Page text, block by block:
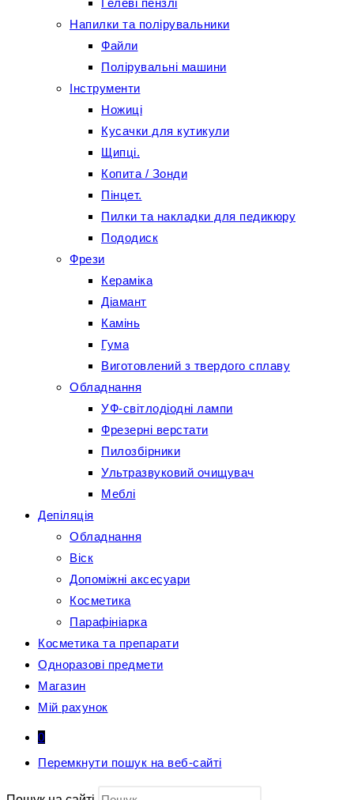
Гелеві пензлі
Напилки та полірувальники
Файли
Полірувальні машини
Інструменти
Ножиці
Кусачки для кутикули
Щипці.
Копита / Зонди
Пінцет.
Пилки та накладки для педикюру
Пододиск
Фрези
Кераміка
Діамант
Камінь
Гума
Виготовлений з твердого сплаву
Обладнання
УФ-світлодіодні лампи
Фрезерні верстати
Пилозбірники
Ультразвуковий очищувач
Меблі
Депіляція
Обладнання
Віск
Допоміжні аксесуари
Косметика
Парафініарка
Косметика та препарати
Одноразові предмети
Магазин
Мій рахунок
0
Перемкнути пошук на веб-сайті